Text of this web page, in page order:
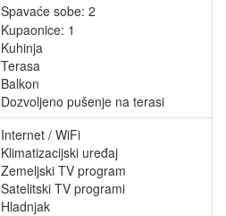
Spavaće sobe: 2
Kupaonice: 1
Kuhinja
Terasa
Balkon
Dozvoljeno pušenje na terasi
Internet / WiFi
Klimatizacijski uređaj
Zemeljski TV program
Satelitski TV programi
Hladnjak